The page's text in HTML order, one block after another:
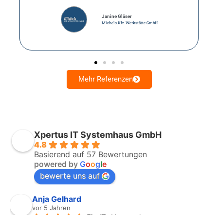
Marcus Blumenberg
Mehr Referenzen
Xpertus IT Systemhaus GmbH
4.8
Basierend auf 57 Bewertungen
powered by Google
bewerte uns auf
Anja Gelhard
vor 5 Jahren